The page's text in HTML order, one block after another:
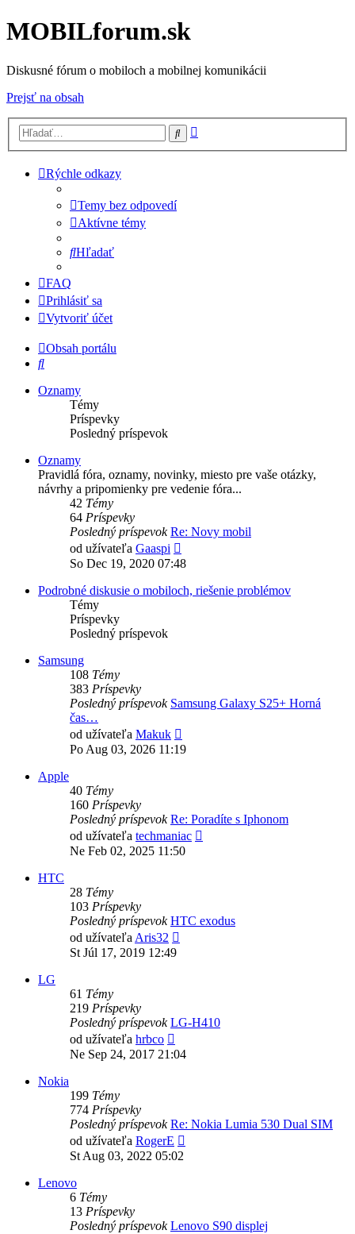
MOBILforum.sk
Diskusné fórum o mobiloch a mobilnej komunikácii
Prejsť na obsah
Hľadať
Rýchle odkazy
Temy bez odpovedí
Aktívne témy
Hľadať
FAQ
Prihlásiť sa
Vytvoriť účet
Obsah portálu
Hľadať
Oznamy
Témy
Príspevky
Posledný príspevok
Oznamy
Pravidlá fóra, oznamy, novinky, miesto pre vaše otázky,
návrhy a pripomienky pre vedenie fóra...
42 Témy
64 Príspevky
Posledný príspevok Re: Novy mobil
od užívateľa Gaaspi
posledný
So Dec 19, 2020 07:48
Podrobné diskusie o mobiloch, riešenie problémov
Témy
Príspevky
Posledný príspevok
Samsung
108 Témy
383 Príspevky
Posledný príspevok Samsung Galaxy S25+ Horná
čas…
od užívateľa Makuk
posledný
Po Aug 03, 2026 11:19
Apple
40 Témy
160 Príspevky
Posledný príspevok Re: Poradíte s Iphonom
od užívateľa techmaniac
Ne Feb 02, 2025 11:50
HTC
28 Témy
103 Príspevky
Posledný príspevok HTC exodus
od užívateľaAris32
St Júl 17, 2019 12:49
LG
61 Témy
219 Príspevky
Posledný príspevok LG-H410
od užívateľa hrbco
posledný
Ne Sep 24, 2017 21:04
Nokia
199 Témy
774 Príspevky
Posledný príspevok Re: Nokia Lumia 530 Dual SIM
od užívateľa RogerE
St Aug 03, 2022 05:02
Lenovo
6 Témy
13 Príspevky
Posledný príspevok Lenovo S90 displej